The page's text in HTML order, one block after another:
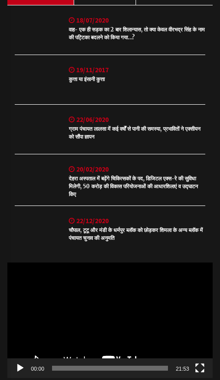
18/07/2020
वाह- एक ही सड़क का 2 बार शिलान्यास, तो क्या केवल वीरभद्र सिंह के नाम
की पट्टिका बदलने को किया गया…?
19/11/2017
कुत्ता या इंसानी कुत्ता
22/06/2020
ग्राम पंचायत लालसा में कई वर्षों से पानी की समस्या, प्रभावितों ने एक्सीयन
को सौंपा ज्ञापन
20/02/2020
देहरा अस्पताल में बढ़ेंगे चिकित्सकों के पद, डिजिटल एक्स-रे की सुविधा
मिलेगी, 50 करोड़ की विकास परियोजनाओं की आधारशिलाएं व उद्घाटन
किए
22/12/2020
चौपाल, टूटू और मंडी के धर्मपुर ब्लॉक को छोड़कर शिमला के अन्य ब्लॉक में
पंचायत चुनाव की अनुमति
00:00 21:53